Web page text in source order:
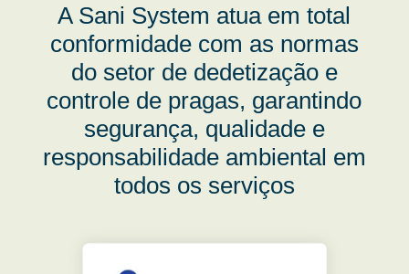
A Sani System atua em total
conformidade com as normas
do setor de dedetização e
controle de pragas, garantindo
segurança, qualidade e
responsabilidade ambiental em
todos os serviços